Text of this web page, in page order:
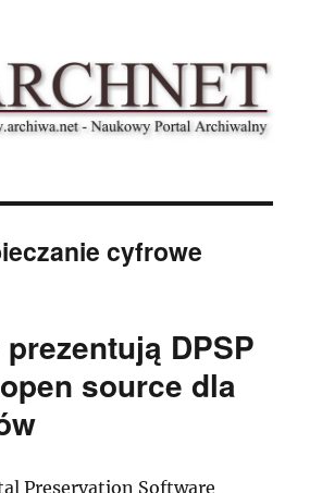
cyfrowe
DPSP
source dla
Preservation Software